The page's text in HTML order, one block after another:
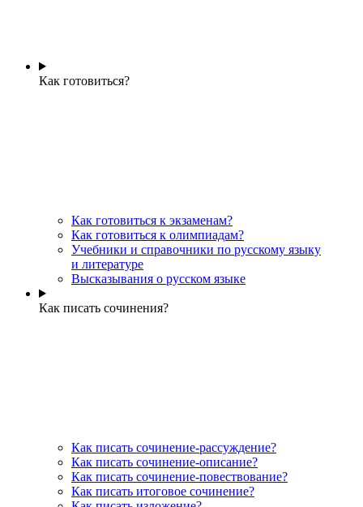
Как готовиться?
Как готовиться к экзаменам?
Как готовиться к олимпиадам?
Учебники и справочники по русскому языку
и литературе
Высказывания о русском языке
Как писать сочинения?
Как писать сочинение-рассуждение?
Как писать сочинение-описание?
Как писать сочинение-повествование?
Как писать итоговое сочинение?